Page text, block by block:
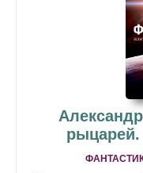
рыцарей.